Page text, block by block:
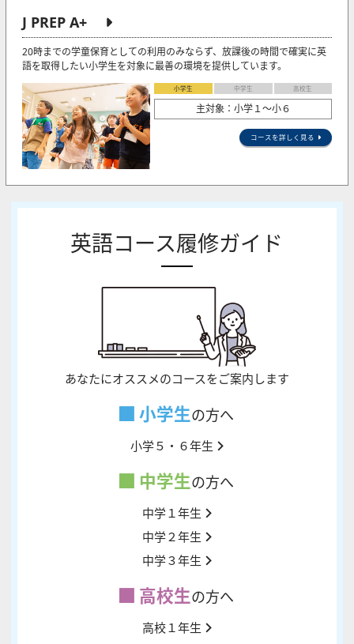
J PREP A+
20時までの学童保育としての利用のみならず、放課後の時間で確実に英
語を取得したい小学生を対象に最善の環境を提供しています。
小学生 中学生 高校生
主対象：小学１～小６
コースを詳しく見る
英語コース履修ガイド
あなたにオススメのコースをご案内します
小学生の方へ
小学５・６年生
中学生の方へ
中学１年生
中学２年生
中学３年生
高校生の方へ
高校１年生